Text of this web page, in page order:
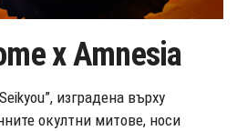
x Amnesia
изградена върху
окултни митове, носи